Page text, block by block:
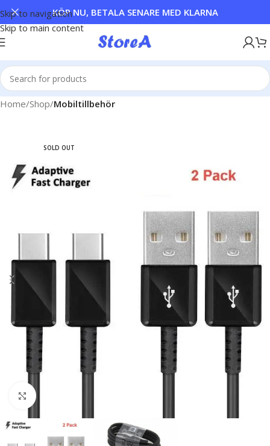
Skip to navigation
Skip to main content
KÖP NU, BETALA SENARE MED KLARNA
Home Shop Mobiltillbehör
SOLD OUT
Click to enlarge